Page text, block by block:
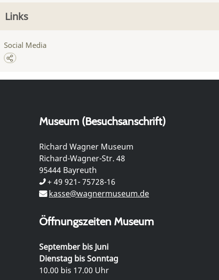
Links
Social Media
Museum (Besuchsanschrift)
Richard Wagner Museum
Richard-Wagner-Str. 48
95444 Bayreuth
+ 49 921- 75728-16
kasse@wagnermuseum.de
Öffnungszeiten Museum
September bis Juni
Dienstag bis Sonntag
10.00 bis 17.00 Uhr